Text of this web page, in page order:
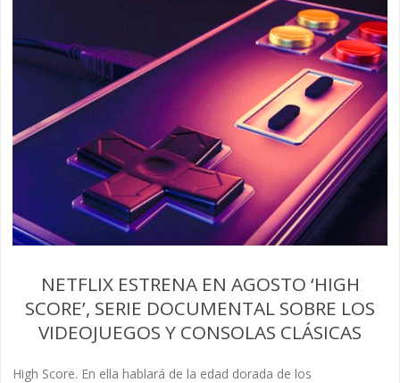
NETFLIX ESTRENA EN AGOSTO ‘HIGH
SCORE’, SERIE DOCUMENTAL SOBRE LOS
VIDEOJUEGOS Y CONSOLAS CLÁSICAS
High Score. En ella hablará de la edad dorada de los